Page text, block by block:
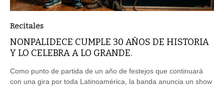
Recitales
NONPALIDECE CUMPLE 30 AÑOS DE HISTORIA
Y LO CELEBRA A LO GRANDE.
Como punto de partida de un año de festejos que continuará
con una gira por toda Latinoamérica, la banda anuncia un show